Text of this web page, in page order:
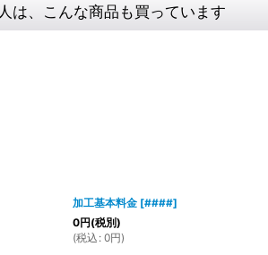
は、こんな商品も買っています
加工基本料金 [####]
0円(税別)
(税込 : 0円)